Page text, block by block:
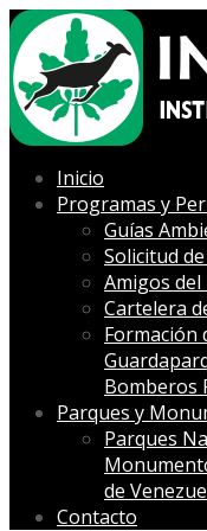
Inicio
Programas y
Guías
Solicitud
Amigos del
Cartelera
Formación
Bomberos
Parques y
Parques
de
Contacto